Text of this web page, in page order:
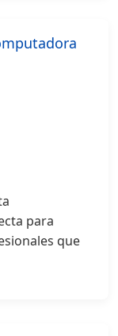
para
que